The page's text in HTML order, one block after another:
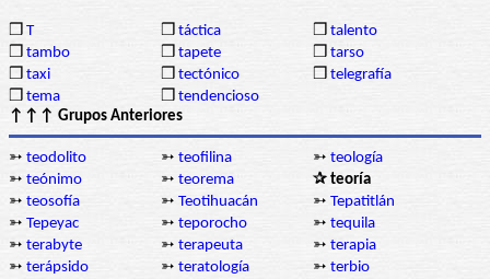
❒ T ❒ táctica ❒ talento
❒ tambo ❒ tapete ❒ tarso
❒ taxi ❒ tectónico ❒ telegrafía
❒ tema ❒ tendencioso
↑↑↑ Grupos Anteriores
➳ teodolito ➳ teofilina ➳ teología
➳ teónimo ➳ teorema
✰ teoría
➳ teosofía ➳ Teotihuacán ➳ Tepatitlán
➳ Tepeyac ➳ teporocho ➳ tequila
➳ terabyte ➳ terapeuta ➳ terapia
➳ terápsido ➳ teratología ➳ terbio